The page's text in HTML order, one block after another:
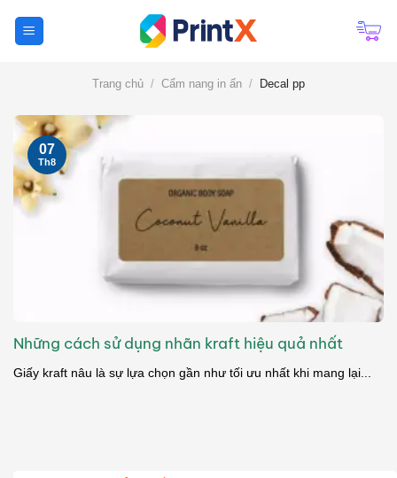
Trang chủ / Cẩm nang in ấn / Decal pp
Những cách sử dụng nhãn kraft hiệu quả nhất
Giấy kraft nâu là sự lựa chọn gần như tối ưu nhất khi mang lại...
07
Th8